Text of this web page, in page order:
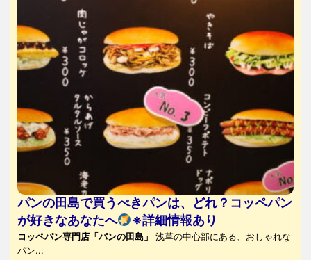
パンの田島で買うべきパンは、どれ？コッペパン
が好きなあなたへ
※詳細情報あり
コッペパン専門店「パンの田島」
浅草の中心部にある、おしゃれな
パン...